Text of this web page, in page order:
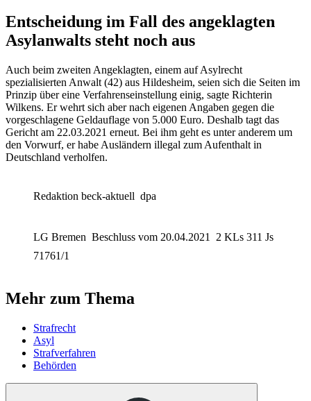
Entscheidung im Fall des angeklagten
Asylanwalts steht noch aus
Auch beim zweiten Angeklagten, einem auf Asylrecht
spezialisierten Anwalt (42) aus Hildesheim, seien sich die Seiten im
Prinzip über eine Verfahrenseinstellung einig, sagte Richterin
Wilkens. Er wehrt sich aber nach eigenen Angaben gegen die
vorgeschlagene Geldauflage von 5.000 Euro. Deshalb tagt das
Gericht am 22.03.2021 erneut. Bei ihm geht es unter anderem um
den Vorwurf, er habe Ausländern illegal zum Aufenthalt in
Deutschland verholfen.
Redaktion beck-aktuell dpa
LG Bremen Beschluss vom 20.04.2021
2 KLs 311 Js
71761/1
Mehr zum Thema
Strafrecht
Asyl
Strafverfahren
Behörden